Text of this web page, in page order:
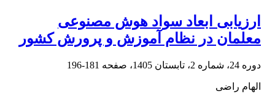
ارزیابی ابعاد سواد هوش مصنوعی
معلمان در نظام آموزش و پرورش کشور
دوره 24، شماره 2، تابستان 1405، صفحه 181-196
الهام راضی